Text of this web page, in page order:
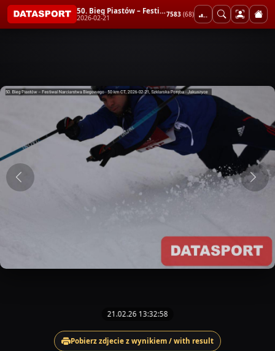
50. Bieg Piastów – Festiwal Narciarstwa Biegowego - 50 km CT
2026-02-21 7583 (68)
21.02.26 13:32:58
Pobierz zdjecie z wynikiem / with result